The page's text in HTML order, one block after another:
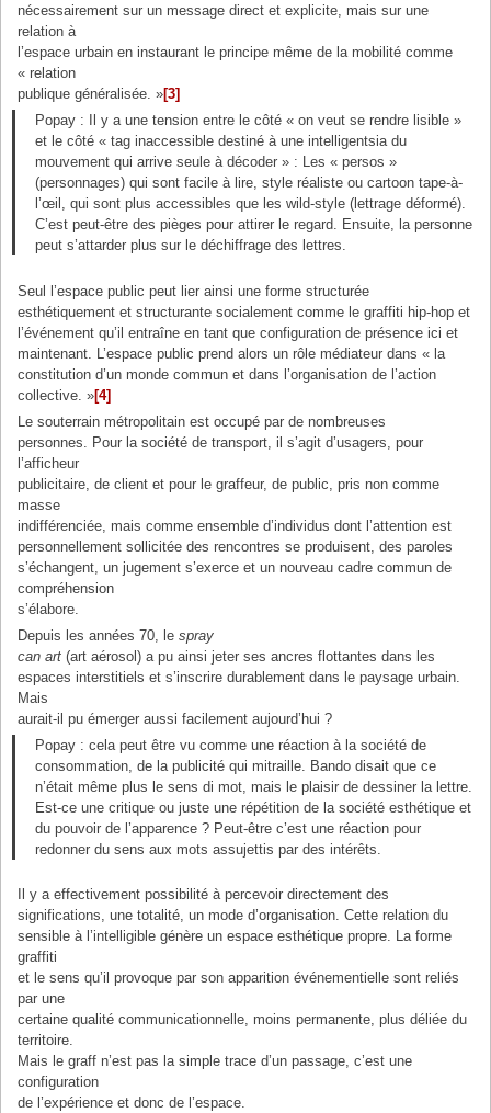
nécessairement sur un message direct et explicite, mais sur une
relation à
l’espace urbain en instaurant le principe même de la mobilité comme
« relation
publique généralisée. »[3]
Popay : Il y a une tension entre le côté « on veut se rendre lisible »
et le côté « tag inaccessible destiné à une intelligentsia du
mouvement qui arrive seule à décoder » : Les « persos »
(personnages) qui sont facile à lire, style réaliste ou cartoon tape-à-
l’œil, qui sont plus accessibles que les wild-style (lettrage déformé).
C’est peut-être des pièges pour attirer le regard. Ensuite, la personne
peut s’attarder plus sur le déchiffrage des lettres.
Seul l’espace public peut lier ainsi une forme structurée
esthétiquement et structurante socialement comme le graffiti hip-hop et
l’événement qu’il entraîne en tant que configuration de présence ici et
maintenant. L’espace public prend alors un rôle médiateur dans « la
constitution d’un monde commun et dans l’organisation de l’action
collective. »[4]
Le souterrain métropolitain est occupé par de nombreuses
personnes. Pour la société de transport, il s’agit d’usagers, pour
l’afficheur
publicitaire, de client et pour le graffeur, de public, pris non comme
masse
indifférenciée, mais comme ensemble d’individus dont l’attention est
personnellement sollicitée des rencontres se produisent, des paroles
s’échangent, un jugement s’exerce et un nouveau cadre commun de
compréhension
s’élabore.
Depuis les années 70, lespray
can art(art aérosol) a pu ainsi jeter ses ancres flottantes dans les
espaces interstitiels et s’inscrire durablement dans le paysage urbain.
Mais
aurait-il pu émerger aussi facilement aujourd’hui ?
Popay : cela peut être vu comme une réaction à la société de
consommation, de la publicité qui mitraille. Bando disait que ce
n’était même plus le sens di mot, mais le plaisir de dessiner la lettre.
Est-ce une critique ou juste une répétition de la société esthétique et
du pouvoir de l’apparence ? Peut-être c’est une réaction pour
redonner du sens aux mots assujettis par des intérêts.
Il y a effectivement possibilité à percevoir directement des
significations, une totalité, un mode d’organisation. Cette relation du
sensible à l’intelligible génère un espace esthétique propre. La forme
graffiti
et le sens qu’il provoque par son apparition événementielle sont reliés
par une
certaine qualité communicationnelle, moins permanente, plus déliée du
territoire.
Mais le graff n’est pas la simple trace d’un passage, c’est une
configuration
de l’expérience et donc de l’espace.